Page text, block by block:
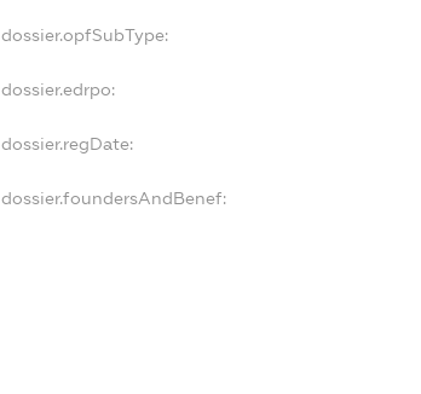
dossier.opfSubType:
dossier.edrpo:
dossier.regDate:
dossier.foundersAndBenef: